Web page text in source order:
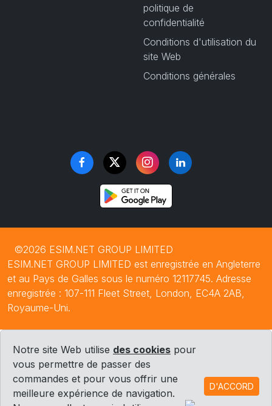
politique de
confidentialité
Conditions d'utilisation du
site Web
Conditions générales
©2026 ESIM.NET GROUP LIMITED
ESIM.NET GROUP LIMITED est enregistrée en Angleterre
et au Pays de Galles sous le numéro 12117745. Adresse
enregistrée : 107-111 Fleet Street, London, EC4A 2AB,
Royaume-Uni.
Notre site Web utilise des cookies pour
vous permettre de passer des
commandes et pour vous offrir une
meilleure expérience de navigation.
D'ACCORD